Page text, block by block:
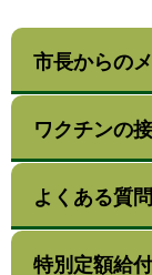
市長からの
ワクチンの
よくある質
特別定額給